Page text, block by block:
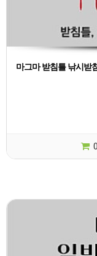
마그마 받침틀 낚시받
0